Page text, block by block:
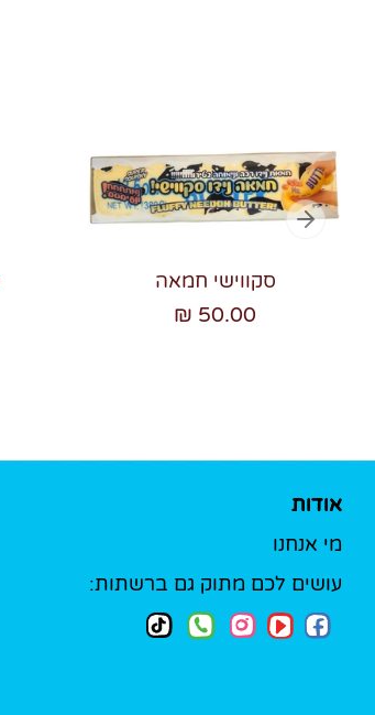
סקווישי חמאה
50.00 ₪
אודות
מי אנחנו
עושים לכם מתוק גם ברשתות: